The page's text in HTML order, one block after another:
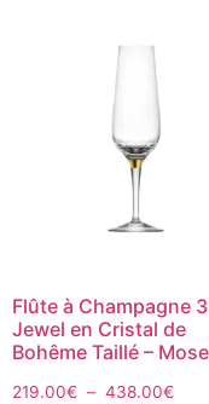
Flûte à Champagne
Jewel en Cristal de
Bohême Taillé –
219.00€ – 438.00€